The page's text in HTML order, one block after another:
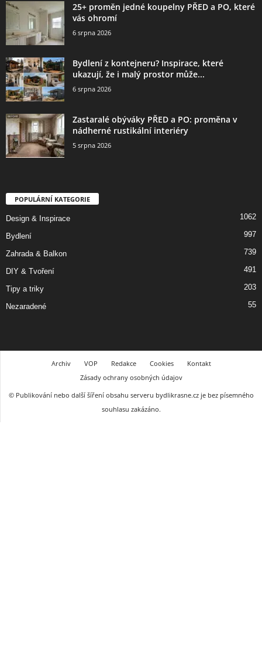
25+ proměn jedné koupelny PŘED a PO, které
vás ohromí
6 srpna 2026
Bydlení z kontejneru? Inspirace, které
ukazují, že i malý prostor může...
6 srpna 2026
Zastaralé obýváky PŘED a PO: proměna v
nádherné rustikální interiéry
5 srpna 2026
POPULÁRNÍ KATEGORIE
Design & Inspirace 1062
Bydlení 997
Zahrada & Balkon 739
DIY & Tvoření 491
Tipy a triky 203
Nezaradené 55
Archiv VOP Redakce Cookies
Kontakt
Zásady ochrany osobných údajov
© Publikování nebo další šíření obsahu serveru bydlikrasne.cz je bez písemného
souhlasu zakázáno.